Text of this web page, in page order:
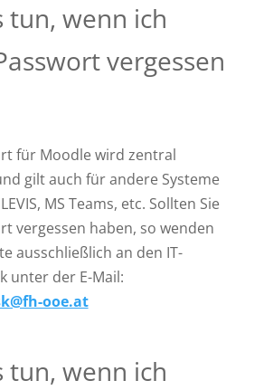
tun, wenn ich
vergessen
für Moodle wird zentral
gilt auch für andere Systeme
MS Teams, etc. Sollten Sie
vergessen haben, so wenden
ausschließlich an den IT-
unter der E-Mail:
ooe.at
tun, wenn ich